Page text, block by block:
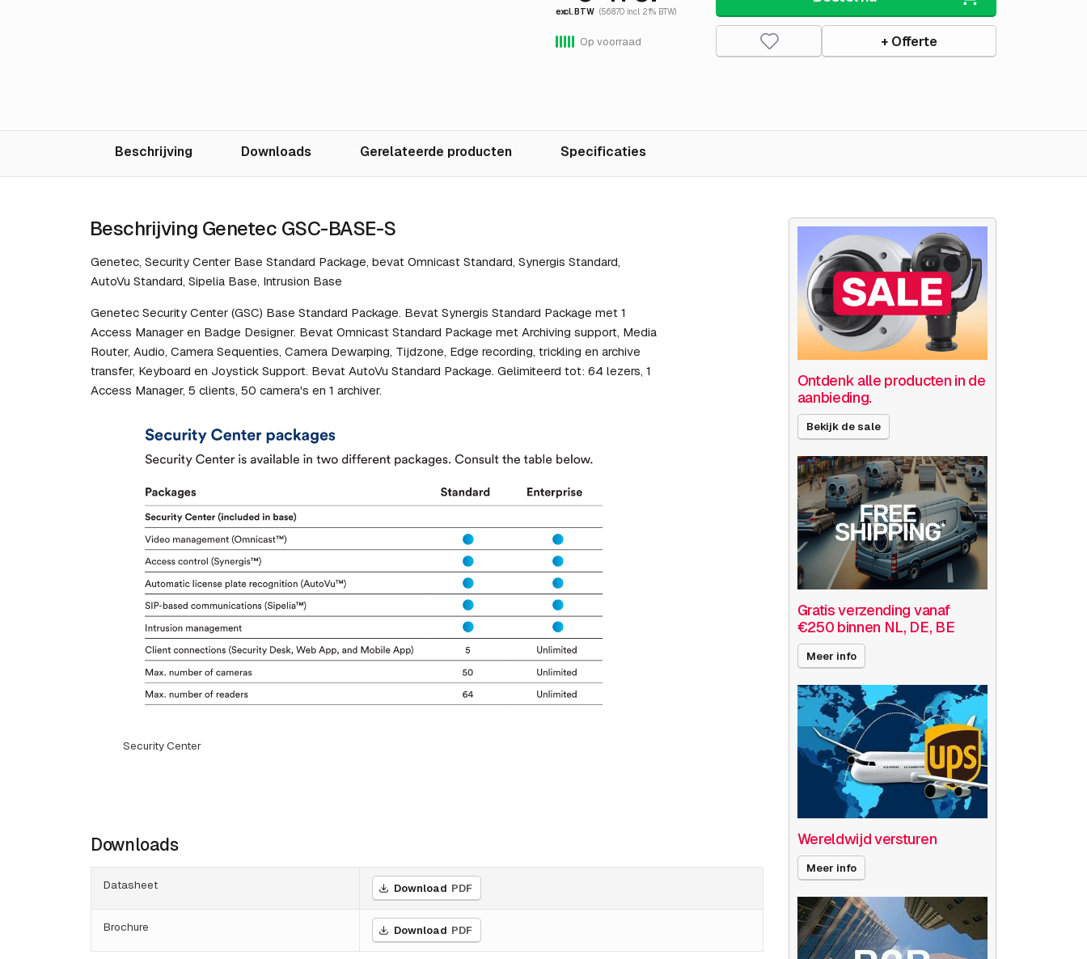
excl. BTW (568.70 incl. 21% BTW)
Op voorraad + Offerte
Beschrijving Downloads Gerelateerde producten Specificaties
Beschrijving Genetec GSC-BASE-S
Genetec, Security Center Base Standard Package, bevat Omnicast Standard, Synergis Standard,
AutoVu Standard, Sipelia Base, Intrusion Base
Genetec Security Center (GSC) Base Standard Package. Bevat Synergis Standard Package met 1
Access Manager en Badge Designer. Bevat Omnicast Standard Package met Archiving support, Media
Router, Audio, Camera Sequenties, Camera Dewarping, Tijdzone, Edge recording, trickling en archive
transfer, Keyboard en Joystick Support. Bevat AutoVu Standard Package. Gelimiteerd tot: 64 lezers, 1
Access Manager, 5 clients, 50 camera's en 1 archiver.
Security Center
Downloads
Datasheet Download PDF
Brochure Download PDF
Ontdenk alle producten in de
aanbieding.
Bekijk de sale
Gratis verzending vanaf
€250 binnen NL, DE, BE
Meer info
Wereldwijd versturen
Meer info